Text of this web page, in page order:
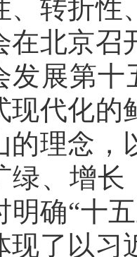
、转折性
在北京召
发展第十
现代化的
的理念，
绿、增长
明确“十
现了以习